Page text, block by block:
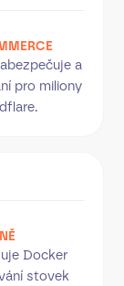
a
pro miliony
Docker
stovek